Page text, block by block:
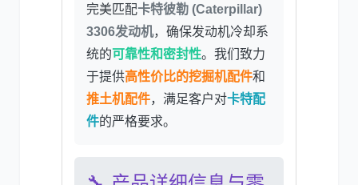
完美匹配卡特彼勒 (Caterpillar)
3306发动机，确保发动机冷却系
统的可靠性和密封性。我们致力
于提供高性价比的挖掘机配件和
推土机配件，满足客户对卡特配
件的严格要求。